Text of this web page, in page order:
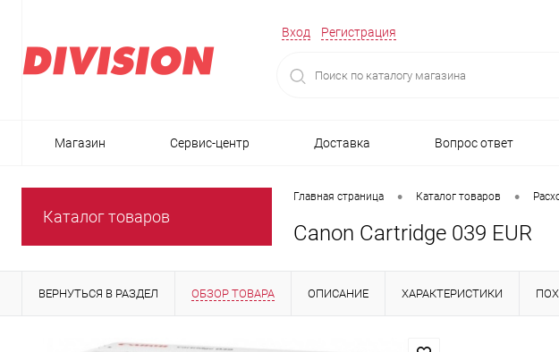
Вход Регистрация
Магазин Сервис-центр Доставка Вопрос ответ
Каталог товаров
Главная страница • Каталог товаров •
Canon Cartridge 039 EUR
ВЕРНУТЬСЯ В РАЗДЕЛ ОБЗОР ТОВАРА ОПИСАНИЕ ХАРАКТЕРИСТИКИ